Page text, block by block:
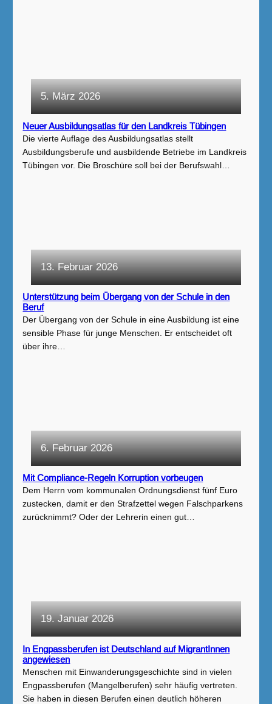
5. März 2026
Neuer Ausbildungsatlas für den Landkreis Tübingen
Die vierte Auflage des Ausbildungsatlas stellt
Ausbildungsberufe und ausbildende Betriebe im Landkreis
Tübingen vor. Die Broschüre soll bei der Berufswahl…
13. Februar 2026
Unterstützung beim Übergang von der Schule in den
Beruf
Der Übergang von der Schule in eine Ausbildung ist eine
sensible Phase für junge Menschen. Er entscheidet oft
über ihre…
6. Februar 2026
Mit Compliance-Regeln Korruption vorbeugen
Dem Herrn vom kommunalen Ordnungsdienst fünf Euro
zustecken, damit er den Strafzettel wegen Falschparkens
zurücknimmt? Oder der Lehrerin einen gut…
19. Januar 2026
In Engpassberufen ist Deutschland auf MigrantInnen
angewiesen
Menschen mit Einwanderungsgeschichte sind in vielen
Engpassberufen (Mangelberufen) sehr häufig vertreten.
Sie haben in diesen Berufen einen deutlich höheren